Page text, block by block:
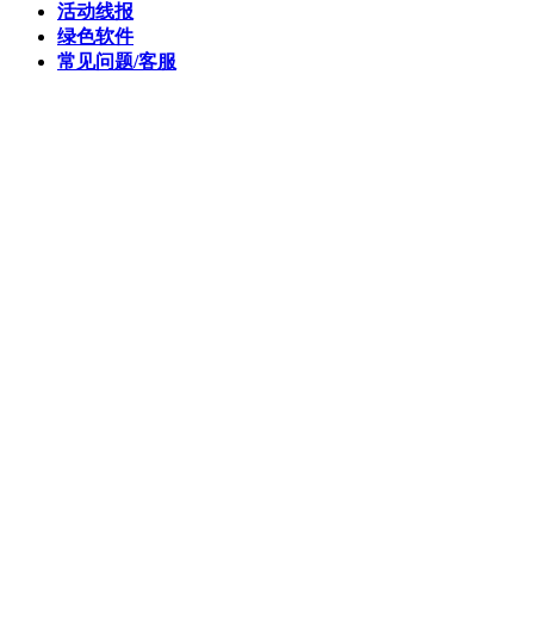
活动线报
绿色软件
常见问题/客服